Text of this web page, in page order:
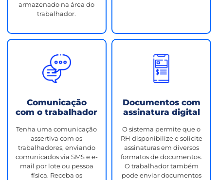
armazenado na área do
trabalhador.
Comunicação
com o trabalhador
Tenha uma comunicação
assertiva com os
trabalhadores, enviando
comunicados via SMS e e-
mail por lote ou pessoa
física. Receba os
Documentos com
assinatura digital
O sistema permite que o
RH disponibilize e solicite
assinaturas em diversos
formatos de documentos.
O trabalhador também
pode enviar documentos